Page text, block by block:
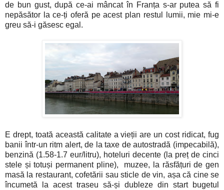
de bun gust, după ce-ai mâncat în Franța s-ar putea să fi
nepăsător la ce-ți oferă pe acest plan restul lumii, mie mi-e
greu să-i găsesc egal.
E drept, toată această calitate a vieții are un cost ridicat, fug
banii într-un ritm alert, de la taxe de autostradă (impecabilă),
benzină (1.58-1.7 eur/litru), hoteluri decente (la preț de cinci
stele și totuși permanent pline), muzee, la răsfățuri de gen
masă la restaurant, cofetării sau sticle de vin, așa că cine se
încumetă la acest traseu să-și dubleze din start bugetul